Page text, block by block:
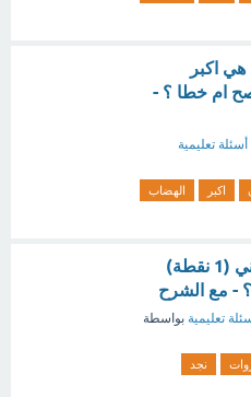
اكبر
ام خطا ؟ -
أسئلة تعليمية
اكبر
الهضاب
من الهضاب في وطني (1 نقطة)
- مع الشرح
تعليمية بواسطة
نجد